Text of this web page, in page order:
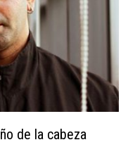
de la cabeza